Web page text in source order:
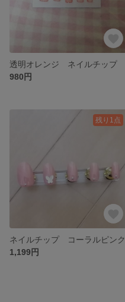
透明オレンジ ネイルチップ
980円
残り1点
ネイルチップ コーラルピンク
1,199円